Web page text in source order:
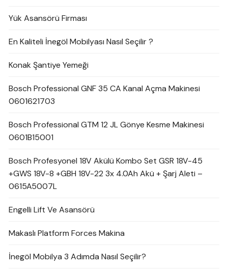
Yük Asansörü Firması
En Kaliteli İnegöl Mobilyası Nasıl Seçilir ?
Konak Şantiye Yemeği
Bosch Professional GNF 35 CA Kanal Açma Makinesi
0601621703
Bosch Professional GTM 12 JL Gönye Kesme Makinesi
0601B15001
Bosch Profesyonel 18V Akülü Kombo Set GSR 18V-45
+GWS 18V-8 +GBH 18V-22 3x 4.0Ah Akü + Şarj Aleti –
0615A5007L
Engelli Lift Ve Asansörü
Makaslı Platform Forces Makina
İnegöl Mobilya 3 Adımda Nasıl Seçilir?